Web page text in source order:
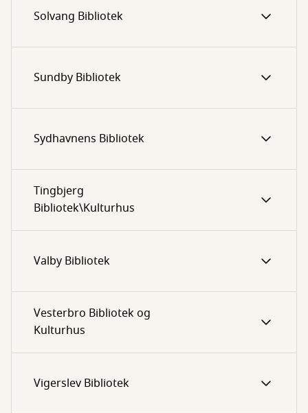
Solvang Bibliotek
Sundby Bibliotek
Sydhavnens Bibliotek
Tingbjerg
Bibliotek\Kulturhus
Valby Bibliotek
Vesterbro Bibliotek og
Kulturhus
Vigerslev Bibliotek